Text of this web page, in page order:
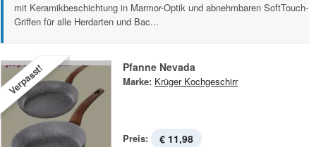
mit Keramikbeschichtung in Marmor-Optik und abnehmbaren SoftTouch-
Griffen für alle Herdarten und Bac...
Verpasst! Pfanne Nevada
Marke: Krüger Kochgeschirr
Preis: € 11,98